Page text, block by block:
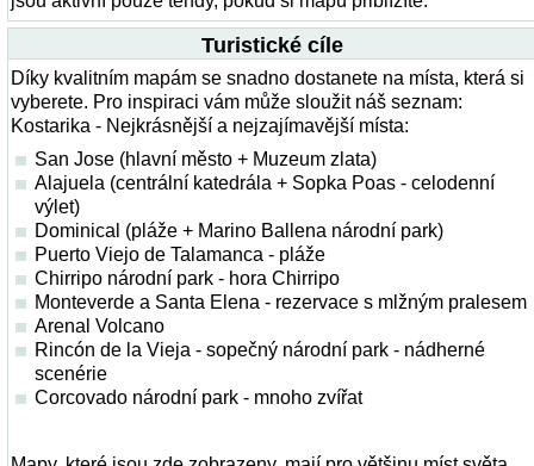
Turistické cíle
Díky kvalitním mapám se snadno dostanete na místa, která si
vyberete. Pro inspiraci vám může sloužit náš seznam:
Kostarika - Nejkrásnější a nejzajímavější místa:
San Jose (hlavní město + Muzeum zlata)
Alajuela (centrální katedrála + Sopka Poas - celodenní
výlet)
Dominical (pláže + Marino Ballena národní park)
Puerto Viejo de Talamanca - pláže
Chirripo národní park - hora Chirripo
Monteverde a Santa Elena - rezervace s mlžným pralesem
Arenal Volcano
Rincón de la Vieja - sopečný národní park - nádherné
scenérie
Corcovado národní park - mnoho zvířat